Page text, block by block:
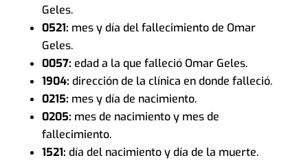
Geles.
0521: mes y día del fallecimiento de Omar
Geles.
0057: edad a la que falleció Omar Geles.
1904: dirección de la clínica en donde falleció.
0215: mes y día de nacimiento.
0205: mes de nacimiento y mes de
fallecimiento.
1521: día del nacimiento y día de la muerte.